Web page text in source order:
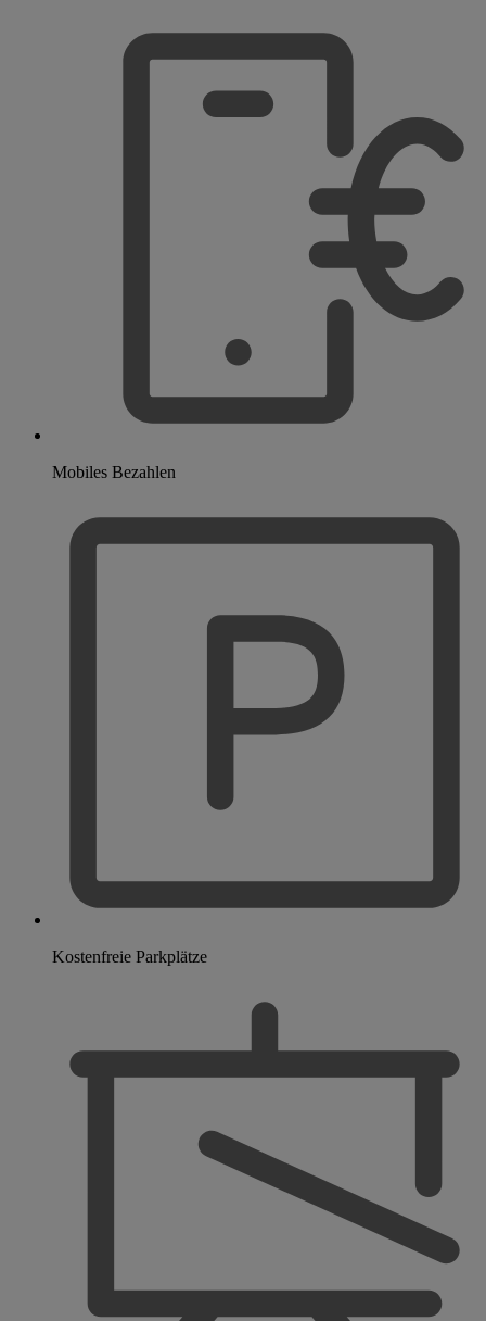
Mobiles Bezahlen
Kostenfreie Parkplätze